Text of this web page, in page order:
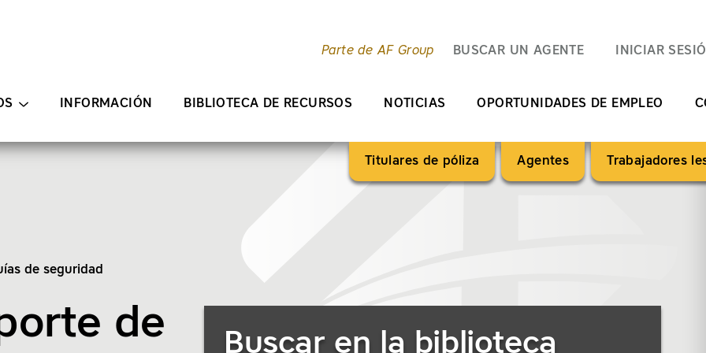
Parte de AF Group BUSCAR UN AGENTE INICIAR
Titulares de póliza Agentes Trabajadores
INFORMACIÓN BIBLIOTECA DE RECURSOS NOTICIAS OPORTUNIDADES DE EMPLEO
de seguridad
de
Buscar en la biblioteca